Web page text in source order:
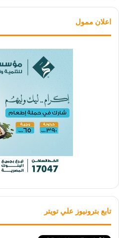
اعلان ممول
تابع بترونيوز علي تويتر